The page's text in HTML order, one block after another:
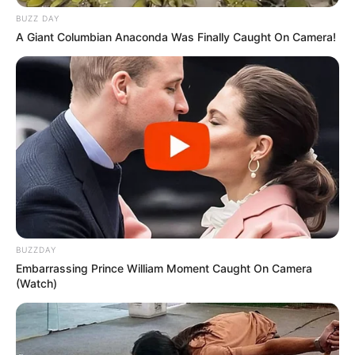
A prática de prescrever betabloqueadores surgiu em um contexto
em que a reabertura de artérias bloqueadas era mais lenta e
terapias modernas não estavam disponíveis
.
-ad3
Hoje, com avanços como a reperfusão rápida e tratamentos
preventivos mais eficazes,
alta hospitalar com esses medicamentos pode não ser mais
necessária para todos os casos. O estudo REBOOT reforça essa
revisão de conduta
BUZZ DAY
A Giant Columbian Anaconda Was Finally Caught On Camera!
BUZZDAY
Embarrassing Prince William Moment Caught On Camera
(Watch)